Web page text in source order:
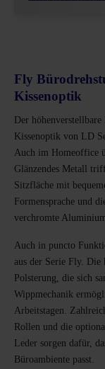
Fly
Kissenoptik
Der
Kissenoptik von LD
Auch im Homeoffice
Glänzendes Metall
Sitzfläche mit
Formensprache und
verchromte
Auch in puncto
aus der Serie Fly. Die
Polsterung, die sich
Wippmechanik
Arbeitstagen.
Rollen und die
Leder sorgen dafür,
Büroambiente passt.